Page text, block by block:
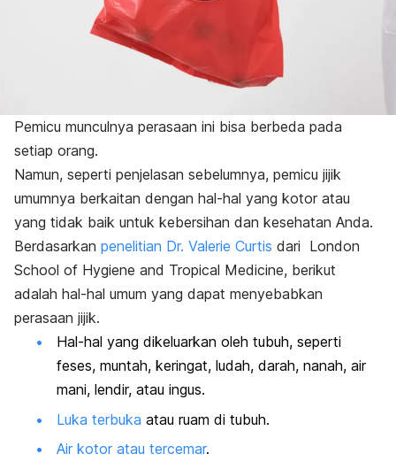
Pemicu munculnya perasaan ini bisa berbeda pada
setiap orang.
Namun, seperti penjelasan sebelumnya, pemicu jijik
umumnya berkaitan dengan hal-hal yang kotor atau
yang tidak baik untuk kebersihan dan kesehatan Anda.
Berdasarkan penelitian Dr. Valerie Curtis dari London
School of Hygiene and Tropical Medicine, berikut
adalah hal-hal umum yang dapat menyebabkan
perasaan jijik.
Hal-hal yang dikeluarkan oleh tubuh, seperti
feses, muntah, keringat, ludah, darah, nanah, air
mani, lendir, atau ingus.
Luka terbuka atau ruam di tubuh.
Air kotor atau tercemar.